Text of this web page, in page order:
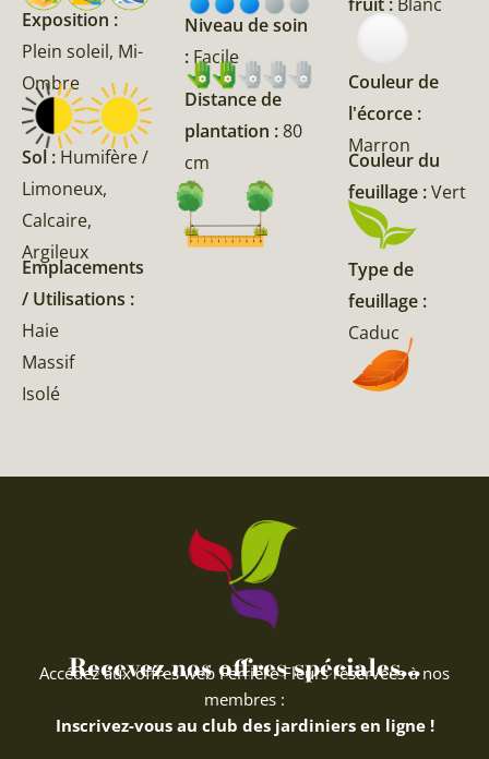
Exposition :
Plein soleil, Mi-
Ombre
Sol : Humifère /
Limoneux,
Calcaire,
Argileux
Emplacements
/ Utilisations :
Haie
Massif
Isolé
Niveau de soin
: Facile
Distance de
plantation :80
cm
Couleur de
l'écorce :
Marron
Couleur du
feuillage :Vert
Type de
feuillage :
Caduc
Recevez nos offres spéciales...
Accédez aux offres web Ferriere Fleurs réservées à nos
membres :
Inscrivez-vous au club des jardiniers en ligne !